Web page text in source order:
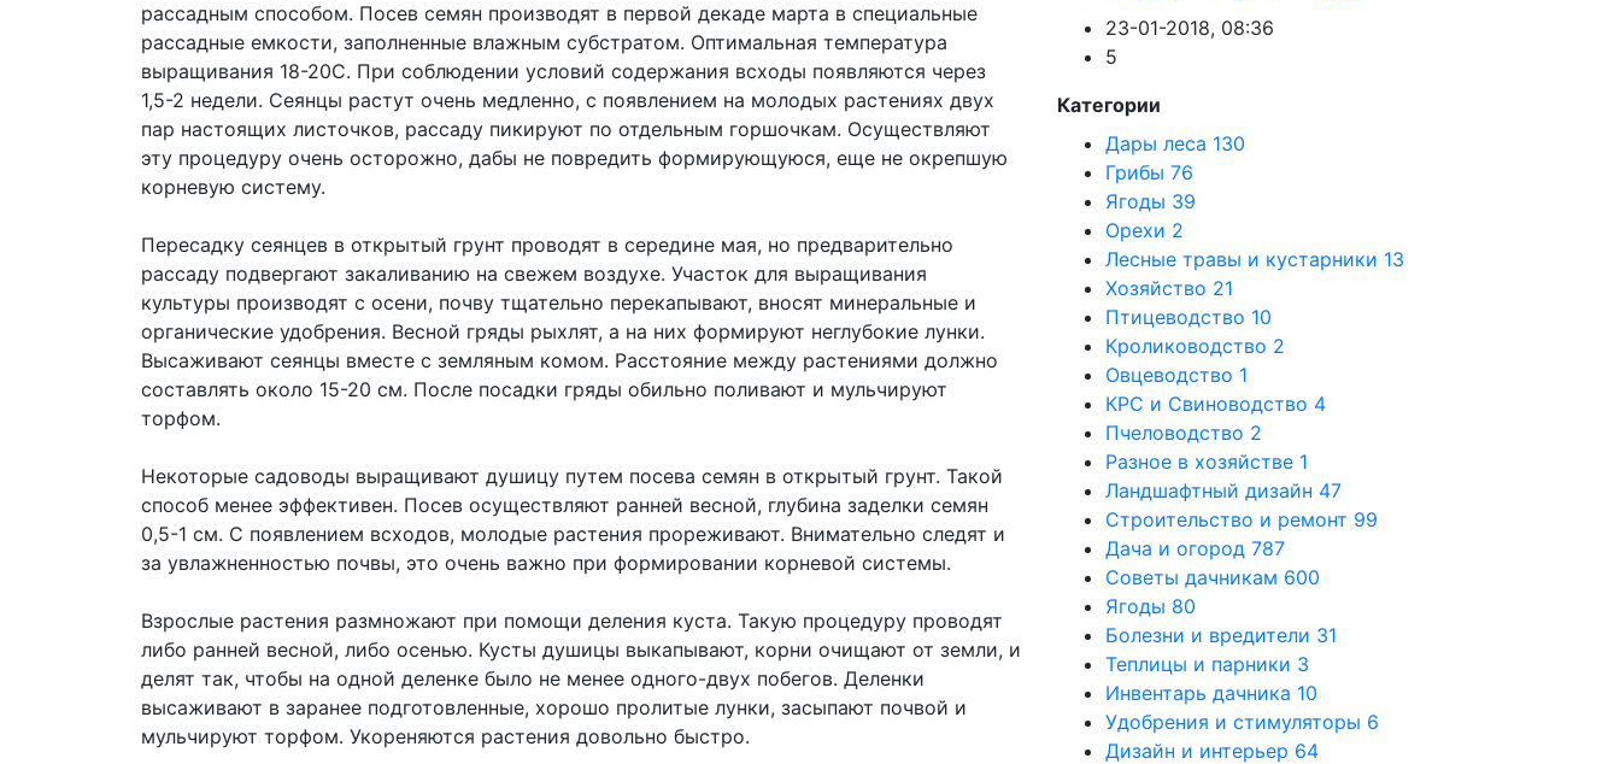
рассадным способом. Посев семян производят в первой декаде марта в специальные
рассадные емкости, заполненные влажным субстратом. Оптимальная температура
выращивания 18-20С. При соблюдении условий содержания всходы появляются через
1,5-2 недели. Сеянцы растут очень медленно, с появлением на молодых растениях двух
пар настоящих листочков, рассаду пикируют по отдельным горшочкам. Осуществляют
эту процедуру очень осторожно, дабы не повредить формирующуюся, еще не окрепшую
корневую систему.
Пересадку сеянцев в открытый грунт проводят в середине мая, но предварительно
рассаду подвергают закаливанию на свежем воздухе. Участок для выращивания
культуры производят с осени, почву тщательно перекапывают, вносят минеральные и
органические удобрения. Весной гряды рыхлят, а на них формируют неглубокие лунки.
Высаживают сеянцы вместе с земляным комом. Расстояние между растениями должно
составлять около 15-20 см. После посадки гряды обильно поливают и мульчируют
торфом.
Некоторые садоводы выращивают душицу путем посева семян в открытый грунт. Такой
способ менее эффективен. Посев осуществляют ранней весной, глубина заделки семян
0,5-1 см. С появлением всходов, молодые растения прореживают. Внимательно следят и
за увлажненностью почвы, это очень важно при формировании корневой системы.
Взрослые растения размножают при помощи деления куста. Такую процедуру проводят
либо ранней весной, либо осенью. Кусты душицы выкапывают, корни очищают от земли, и
делят так, чтобы на одной деленке было не менее одного-двух побегов. Деленки
высаживают в заранее подготовленные, хорошо пролитые лунки, засыпают почвой и
мульчируют торфом. Укореняются растения довольно быстро.
23-01-2018, 08:36
5
Категории
Дары леса 130
Грибы 76
Ягоды 39
Орехи 2
Лесные травы и кустарники 13
Хозяйство 21
Птицеводство 10
Кролиководство 2
Овцеводство 1
КРС и Свиноводство 4
Пчеловодство 2
Разное в хозяйстве 1
Ландшафтный дизайн 47
Строительство и ремонт 99
Дача и огород 787
Советы дачникам 600
Ягоды 80
Болезни и вредители 31
Теплицы и парники 3
Инвентарь дачника 10
Удобрения и стимуляторы 6
Дизайн и интерьер 64